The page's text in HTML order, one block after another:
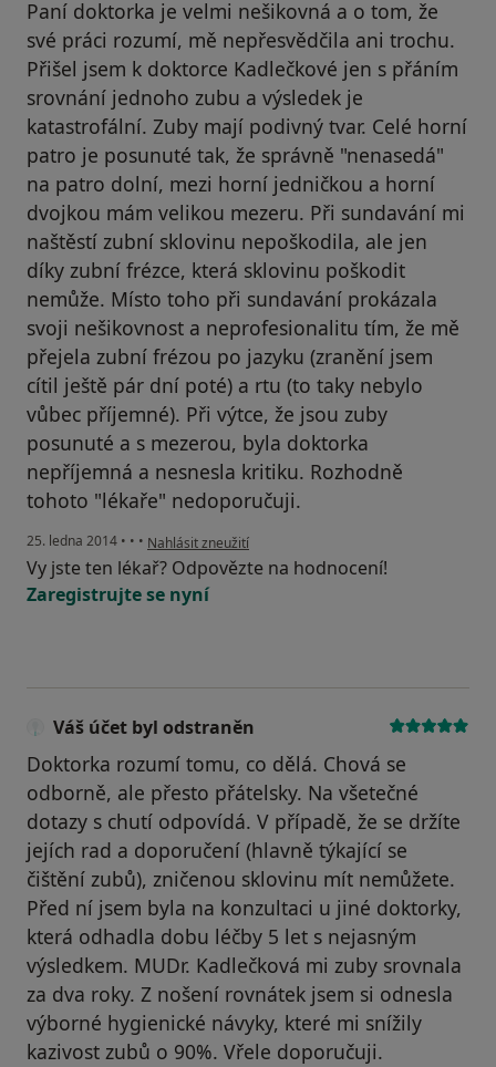
Paní doktorka je velmi nešikovná a o tom, že
své práci rozumí, mě nepřesvědčila ani trochu.
Přišel jsem k doktorce Kadlečkové jen s přáním
srovnání jednoho zubu a výsledek je
katastrofální. Zuby mají podivný tvar. Celé horní
patro je posunuté tak, že správně "nenasedá"
na patro dolní, mezi horní jedničkou a horní
dvojkou mám velikou mezeru. Při sundavání mi
naštěstí zubní sklovinu nepoškodila, ale jen
díky zubní frézce, která sklovinu poškodit
nemůže. Místo toho při sundavání prokázala
svoji nešikovnost a neprofesionalitu tím, že mě
přejela zubní frézou po jazyku (zranění jsem
cítil ještě pár dní poté) a rtu (to taky nebylo
vůbec příjemné). Při výtce, že jsou zuby
posunuté a s mezerou, byla doktorka
nepříjemná a nesnesla kritiku. Rozhodně
tohoto "lékaře" nedoporučuji.
25. ledna 2014 • • • podle názoru uživatele Váš účet byl odstraněn
Nahlásit zneužití
Vy jste ten lékař? Odpovězte na hodnocení!
Zaregistrujte se nyní
Váš účet byl odstraněn
Doktorka rozumí tomu, co dělá. Chová se
odborně, ale přesto přátelsky. Na všetečné
dotazy s chutí odpovídá. V případě, že se držíte
jejích rad a doporučení (hlavně týkající se
čištění zubů), zničenou sklovinu mít nemůžete.
Před ní jsem byla na konzultaci u jiné doktorky,
která odhadla dobu léčby 5 let s nejasným
výsledkem. MUDr. Kadlečková mi zuby srovnala
za dva roky. Z nošení rovnátek jsem si odnesla
výborné hygienické návyky, které mi snížily
kazivost zubů o 90%. Vřele doporučuji.